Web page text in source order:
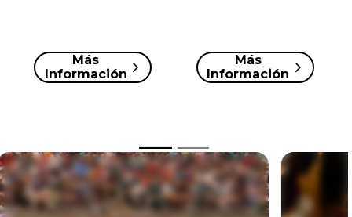
Más
Información
Más
Información